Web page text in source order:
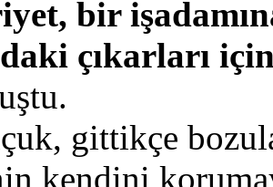
bir
çıkarları
gittikçe
kendini